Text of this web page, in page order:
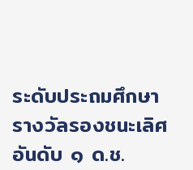
ระดับประถมศึกษา
รางวัลรองชนะเลิศ
อันดับ ๑ ด.ช.